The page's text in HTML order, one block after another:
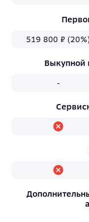
519 800 ₽
Выкупной
-